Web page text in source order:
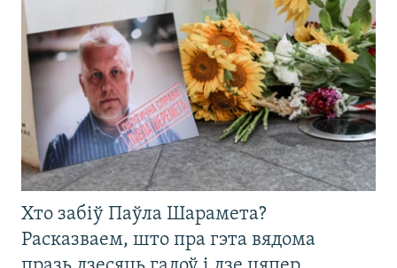
Хто забіў Паўла Шарамета?
Расказваем, што пра гэта вядома